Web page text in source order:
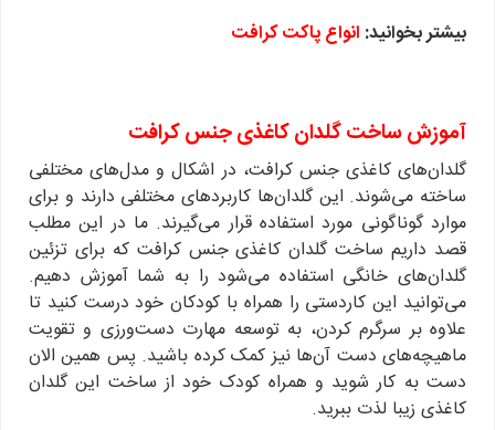
بیشتر بخوانید: انواع پاکت کرافت
آموزش ساخت گلدان کاغذی جنس کرافت
گلدان‌های کاغذی جنس کرافت، در اشکال و مدل‌های مختلفی
ساخته می‌شوند. این گلدان‌ها کاربردهای مختلفی دارند و برای
موارد گوناگونی مورد استفاده قرار می‌گیرند. ما در این مطلب
قصد داریم ساخت گلدان کاغذی جنس کرافت که برای تزئین
گلدان‌های خانگی استفاده می‌شود را به شما آموزش دهیم.
می‌توانید این کاردستی را همراه با کودکان خود درست کنید تا
علاوه بر سرگرم کردن، به توسعه مهارت دست‌ورزی و تقویت
ماهیچه‌های دست آن‌ها نیز کمک کرده باشید. پس همین الان
دست به کار شوید و همراه کودک خود از ساخت این گلدان
کاغذی زیبا لذت ببرید.